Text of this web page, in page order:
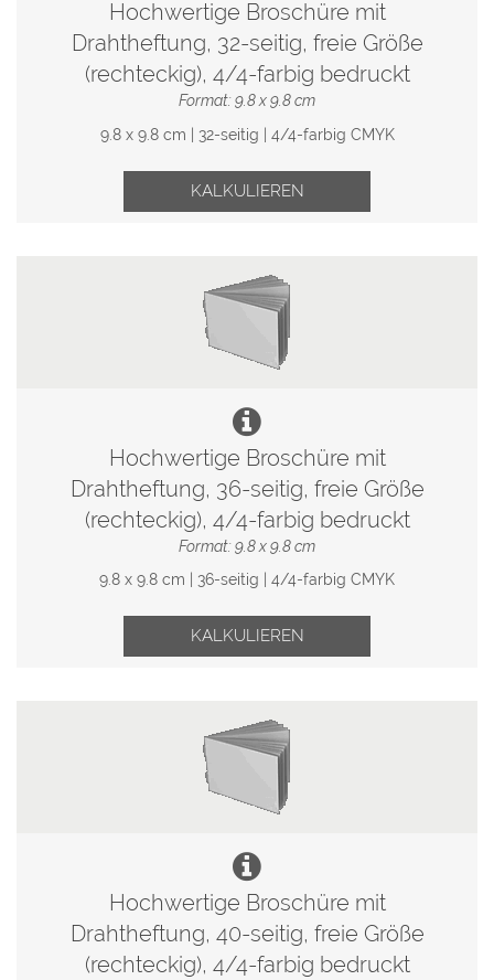
Hochwertige Broschüre mit
Drahtheftung, 32-seitig, freie Größe
(rechteckig), 4/4-farbig bedruckt
Format: 9.8 x 9.8 cm
9.8 x 9.8 cm | 32-seitig | 4/4-farbig CMYK
KALKULIEREN
Hochwertige Broschüre mit
Drahtheftung, 36-seitig, freie Größe
(rechteckig), 4/4-farbig bedruckt
Format: 9.8 x 9.8 cm
9.8 x 9.8 cm | 36-seitig | 4/4-farbig CMYK
KALKULIEREN
Hochwertige Broschüre mit
Drahtheftung, 40-seitig, freie Größe
(rechteckig), 4/4-farbig bedruckt